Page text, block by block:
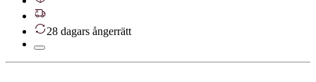
28 dagars ångerrätt